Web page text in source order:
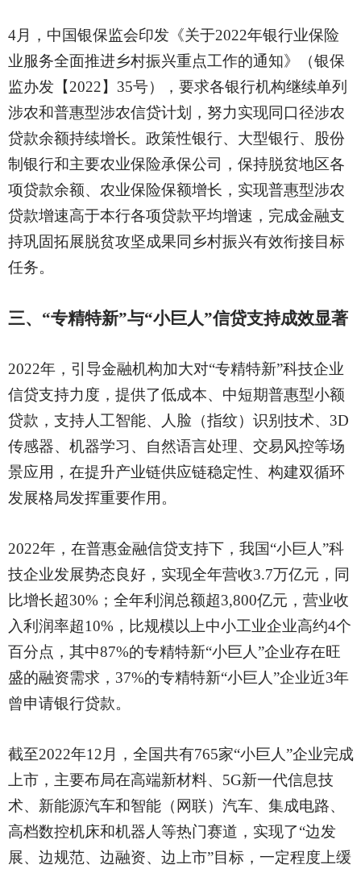
4月，中国银保监会印发《关于2022年银行业保险
业服务全面推进乡村振兴重点工作的通知》（银保
监办发【2022】35号），要求各银行机构继续单列
涉农和普惠型涉农信贷计划，努力实现同口径涉农
贷款余额持续增长。政策性银行、大型银行、股份
制银行和主要农业保险承保公司，保持脱贫地区各
项贷款余额、农业保险保额增长，实现普惠型涉农
贷款增速高于本行各项贷款平均增速，完成金融支
持巩固拓展脱贫攻坚成果同乡村振兴有效衔接目标
任务。
三、 “专精特新”与“小巨人”信贷支持成效显著
2022年，引导金融机构加大对“专精特新”科技企业
信贷支持力度，提供了低成本、中短期普惠型小额
贷款，支持人工智能、人脸（指纹）识别技术、3D
传感器、机器学习、自然语言处理、交易风控等场
景应用，在提升产业链供应链稳定性、构建双循环
发展格局发挥重要作用。
2022年，在普惠金融信贷支持下，我国“小巨人”科
技企业发展势态良好，实现全年营收3.7万亿元，同
比增长超30%；全年利润总额超3,800亿元，营业收
入利润率超10%，比规模以上中小工业企业高约4个
百分点，其中87%的专精特新“小巨人”企业存在旺
盛的融资需求，37%的专精特新“小巨人”企业近3年
曾申请银行贷款。
截至2022年12月，全国共有765家“小巨人”企业完成
上市，主要布局在高端新材料、5G新一代信息技
术、新能源汽车和智能（网联）汽车、集成电路、
高档数控机床和机器人等热门赛道，实现了“边发
展、边规范、边融资、边上市”目标，一定程度上缓